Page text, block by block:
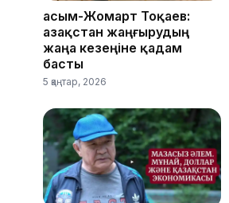
Қасым-Жомарт Тоқаев:
Қазақстан жаңғырудың
жаңа кезеңіне қадам
басты
5 қаңтар, 2026